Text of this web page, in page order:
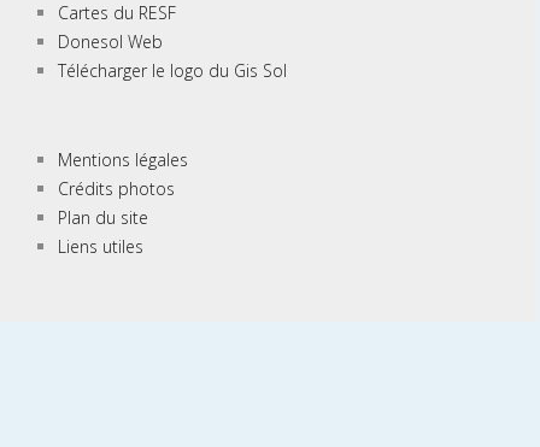
Cartes du RESF
Donesol Web
Télécharger le logo du Gis Sol
Mentions légales
Crédits photos
Plan du site
Liens utiles